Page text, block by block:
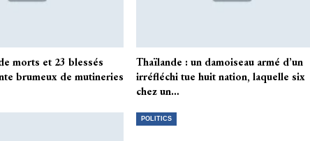
morts et 23 blessés
brumeux de mutineries
Thaïlande : un damoiseau armé d’un
irréfléchi tue huit nation, laquelle six
chez un…
POLITICS